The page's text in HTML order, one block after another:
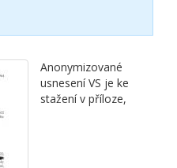
Anonymizované
usnesení VS je ke
stažení v příloze,